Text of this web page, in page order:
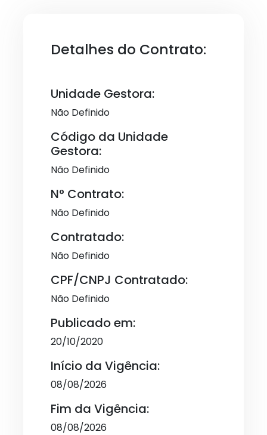
Detalhes do Contrato:
Unidade Gestora:
Não Definido
Código da Unidade
Gestora:
Não Definido
N° Contrato:
Não Definido
Contratado:
Não Definido
CPF/CNPJ Contratado:
Não Definido
Publicado em:
20/10/2020
Início da Vigência:
08/08/2026
Fim da Vigência:
08/08/2026